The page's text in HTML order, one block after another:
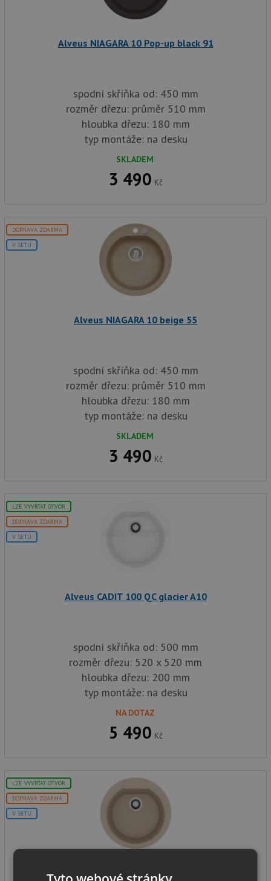
Alveus NIAGARA 10 Pop-up black 91
spodní skříňka od: 450 mm
rozměr dřezu: průměr 510 mm
hloubka dřezu: 180 mm
typ montáže: na desku
SKLADEM
3 490 Kč
DOPRAVA ZDARMA
V SETU
Alveus NIAGARA 10 beige 55
spodní skříňka od: 450 mm
rozměr dřezu: průměr 510 mm
hloubka dřezu: 180 mm
typ montáže: na desku
SKLADEM
3 490 Kč
LZE VYVRTAT OTVOR
DOPRAVA ZDARMA
V SETU
Alveus CADIT 100 QC glacier A10
spodní skříňka od: 500 mm
rozměr dřezu: 520 x 520 mm
hloubka dřezu: 200 mm
typ montáže: na desku
NA DOTAZ
5 490 Kč
LZE VYVRTAT OTVOR
DOPRAVA ZDARMA
V SETU
Alveus CADIT 100 QC ivory A20